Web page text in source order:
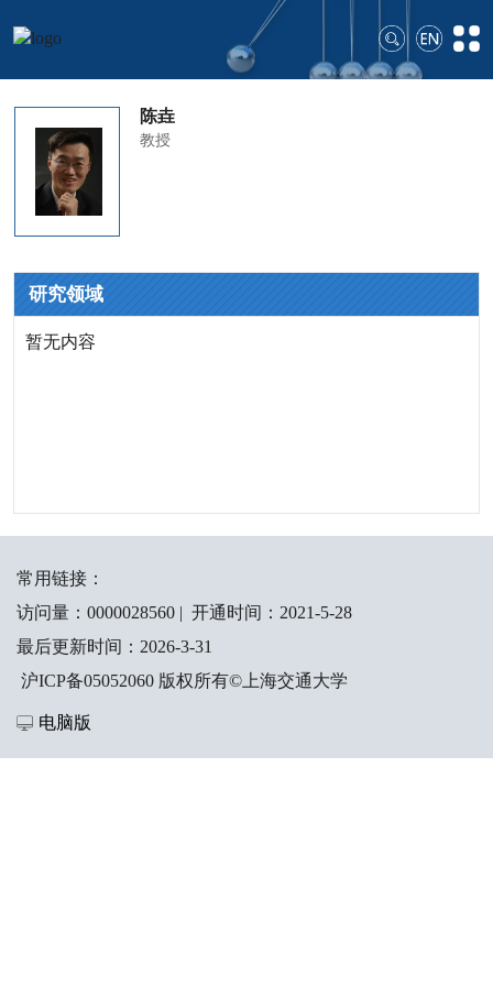
陈垚
教授
研究领域
暂无内容
常用链接：
访问量： 0000028560| 开通时间： 2021-5-28
最后更新时间： 2026-3-31
沪ICP备05052060 版权所有©上海交通大学
电脑版